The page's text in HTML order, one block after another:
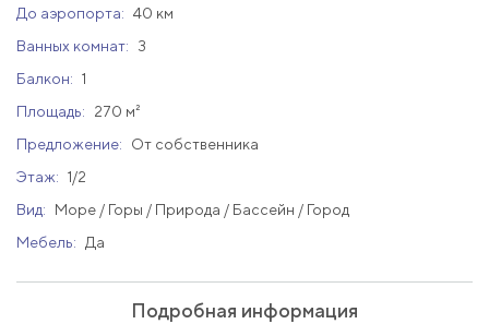
До аэропорта: 40 км
Ванных комнат:
3
Балкон: 1
Площадь:
270 м²
Предложение:
От собственника
Этаж: 1/2
Вид:
Море / Горы / Природа / Бассейн / Город
Мебель:
Да
Подробная информация